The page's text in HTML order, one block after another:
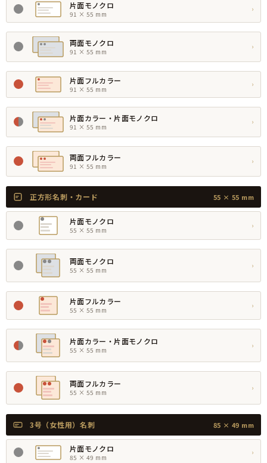
片面モノクロ
91 × 55 mm
›
両面モノクロ
91 × 55 mm
›
片面フルカラー
91 × 55 mm
›
片面カラー・片面モノクロ
91 × 55 mm
›
両面フルカラー
91 × 55 mm
›
正方形名刺・カード 55 × 55 mm
片面モノクロ
55 × 55 mm
›
両面モノクロ
55 × 55 mm
›
片面フルカラー
55 × 55 mm
›
片面カラー・片面モノクロ
55 × 55 mm
›
両面フルカラー
55 × 55 mm
›
3号（女性用）名刺 85 × 49 mm
片面モノクロ
85 × 49 mm
›